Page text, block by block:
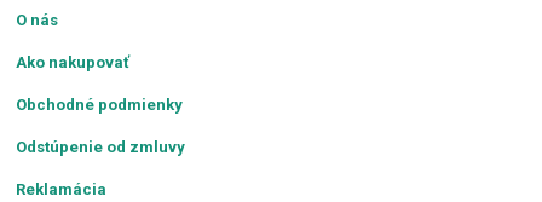
O nás
Ako nakupovať
Obchodné podmienky
Odstúpenie od zmluvy
Reklamácia